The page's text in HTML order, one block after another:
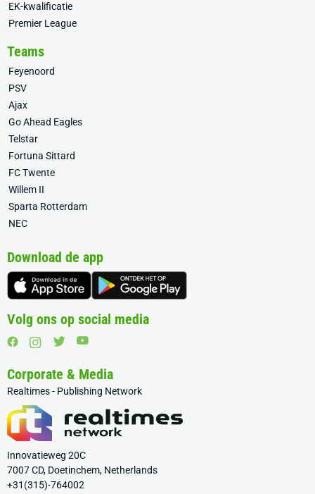
EK-kwalificatie
Premier League
Teams
Feyenoord
PSV
Ajax
Go Ahead Eagles
Telstar
Fortuna Sittard
FC Twente
Willem II
Sparta Rotterdam
NEC
Download de app
Volg ons op social media
Corporate & Media
Realtimes - Publishing Network
Innovatieweg 20C
7007 CD, Doetinchem, Netherlands
+31(315)-764002